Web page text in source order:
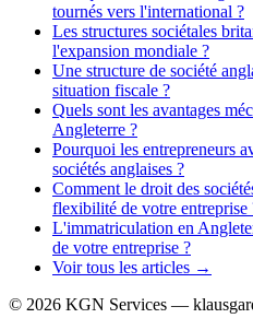
tournés vers l'international ?
Les structures sociétales
l'expansion mondiale ?
Une structure de société
situation fiscale ?
Quels sont les avantages
Angleterre ?
Pourquoi les entrepreneurs
sociétés anglaises ?
Comment le droit des
flexibilité de votre entreprise
L'immatriculation en
de votre entreprise ?
Voir tous les articles →
© 2026 KGN Services —